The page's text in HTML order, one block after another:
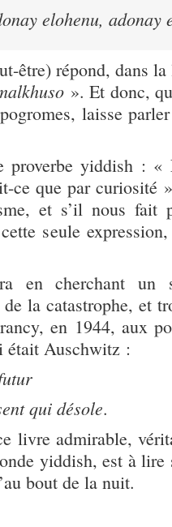
elohenu, adonay
être) répond, dans
». Et donc,
laisse
proverbe yiddish : «
ce que par curiosité
et s’il nous fait
seule
en cherchant un
la catastrophe, et
en 1944, aux
était Auschwitz :
désole.
livre admirable,
yiddish, est à lire
bout de la nuit.